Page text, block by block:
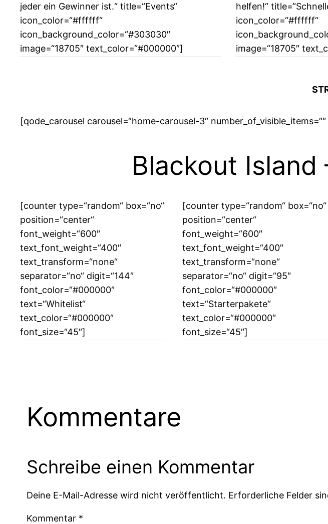
jeder ein Gewinner ist.“ title=“Events“
icon_color=“#ffffff“
icon_background_color=“#303030″
image=“18705″ text_color=“#000000″]
helfen!“
icon_color=“#ffffff“
image=“18705″
[qode_carousel carousel=“home-carousel-3″
Blackout Island
[counter type=“random“ box=“no“
position=“center“
font_weight=“600″
text_font_weight=“400″
text_transform=“none“
separator=“no“ digit=“144″
font_color=“#000000″
text=“Whitelist“
text_color=“#000000″
font_size=“45″]
[counter type=“random“ box=“no“
position=“center“
font_weight=“600″
text_font_weight=“400″
text_transform=“none“
separator=“no“ digit=“95″
font_color=“#000000″
text=“Starterpakete“
text_color=“#000000″
font_size=“45″]
Kommentare
Schreibe einen Kommentar
Deine E-Mail-Adresse wird nicht veröffentlicht. Erforderliche Felder
Kommentar *